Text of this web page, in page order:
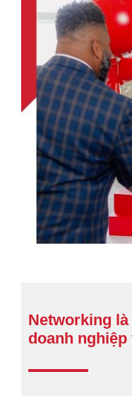
Networking
doanh